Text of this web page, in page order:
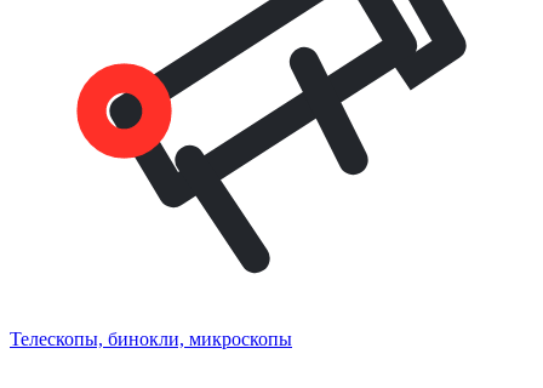
Телескопы, бинокли, микроскопы